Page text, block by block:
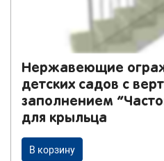
Нержавеющие
детских садов с
заполнением
для крыльца
В корзину